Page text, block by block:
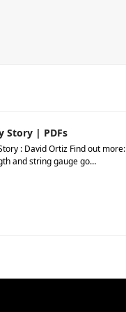
Story | PDFs
: David Ortiz Find out more:
and string gauge go…